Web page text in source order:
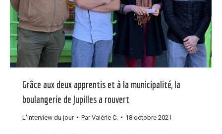
Grâce aux deux apprentis et à la municipalité, la
boulangerie de Jupilles a rouvert
L'interview du jour ParValérie C. 18 octobre 2021